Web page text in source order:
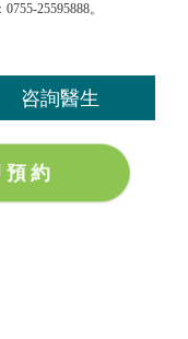
0755-25595888。
咨詢醫生
約